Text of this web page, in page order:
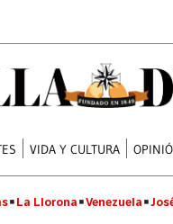
VIDA Y CULTURA
La Llorona Venezuela